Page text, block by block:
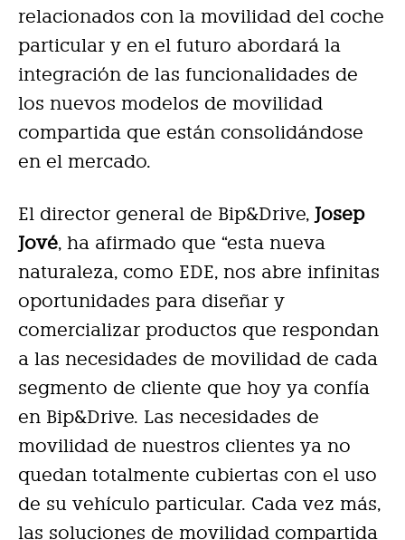
relacionados con la movilidad del coche
particular y en el futuro abordará la
integración de las funcionalidades de
los nuevos modelos de movilidad
compartida que están consolidándose
en el mercado.
El director general de Bip&Drive, Josep
Jové, ha afirmado que “esta nueva
naturaleza, como EDE, nos abre infinitas
oportunidades para diseñar y
comercializar productos que respondan
a las necesidades de movilidad de cada
segmento de cliente que hoy ya confía
en Bip&Drive. Las necesidades de
movilidad de nuestros clientes ya no
quedan totalmente cubiertas con el uso
de su vehículo particular. Cada vez más,
las soluciones de movilidad compartida